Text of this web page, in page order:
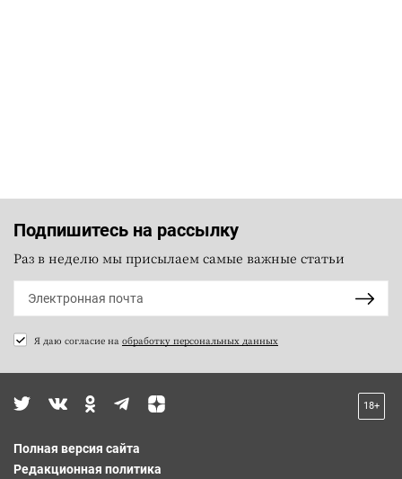
Подпишитесь на рассылку
Раз в неделю мы присылаем самые важные статьи
Я даю согласие на обработку персональных данных
18+
Полная версия сайта
Редакционная политика